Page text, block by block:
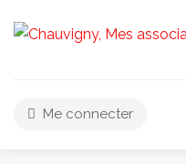
Me connecter